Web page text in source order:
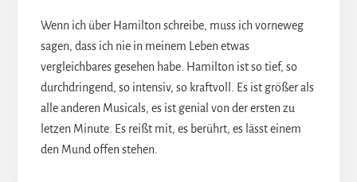
Wenn ich über Hamilton schreibe, muss ich vorneweg
sagen, dass ich nie in meinem Leben etwas
vergleichbares gesehen habe. Hamilton ist so tief, so
durchdringend, so intensiv, so kraftvoll. Es ist größer als
alle anderen Musicals, es ist genial von der ersten zu
letzen Minute. Es reißt mit, es berührt, es lässt einem
den Mund offen stehen.